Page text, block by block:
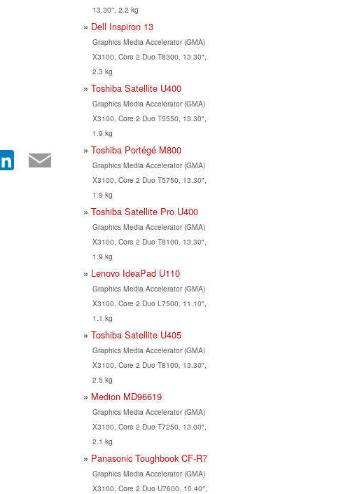
13.30", 2.2 kg
Dell Inspiron 13
Graphics Media Accelerator (GMA)
X3100, Core 2 Duo T8300, 13.30",
2.3 kg
Toshiba Satellite U400
Graphics Media Accelerator (GMA)
X3100, Core 2 Duo T5550, 13.30",
1.9 kg
Toshiba Portégé M800
Graphics Media Accelerator (GMA)
X3100, Core 2 Duo T5750, 13.30",
1.9 kg
Toshiba Satellite Pro U400
Graphics Media Accelerator (GMA)
X3100, Core 2 Duo T8100, 13.30",
1.9 kg
Lenovo IdeaPad U110
Graphics Media Accelerator (GMA)
X3100, Core 2 Duo L7500, 11.10",
1.1 kg
Toshiba Satellite U405
Graphics Media Accelerator (GMA)
X3100, Core 2 Duo T8100, 13.30",
2.5 kg
Medion MD96619
Graphics Media Accelerator (GMA)
X3100, Core 2 Duo T7250, 13.00",
2.1 kg
Panasonic Toughbook CF-R7
Graphics Media Accelerator (GMA)
X3100, Core 2 Duo U7600, 10.40",